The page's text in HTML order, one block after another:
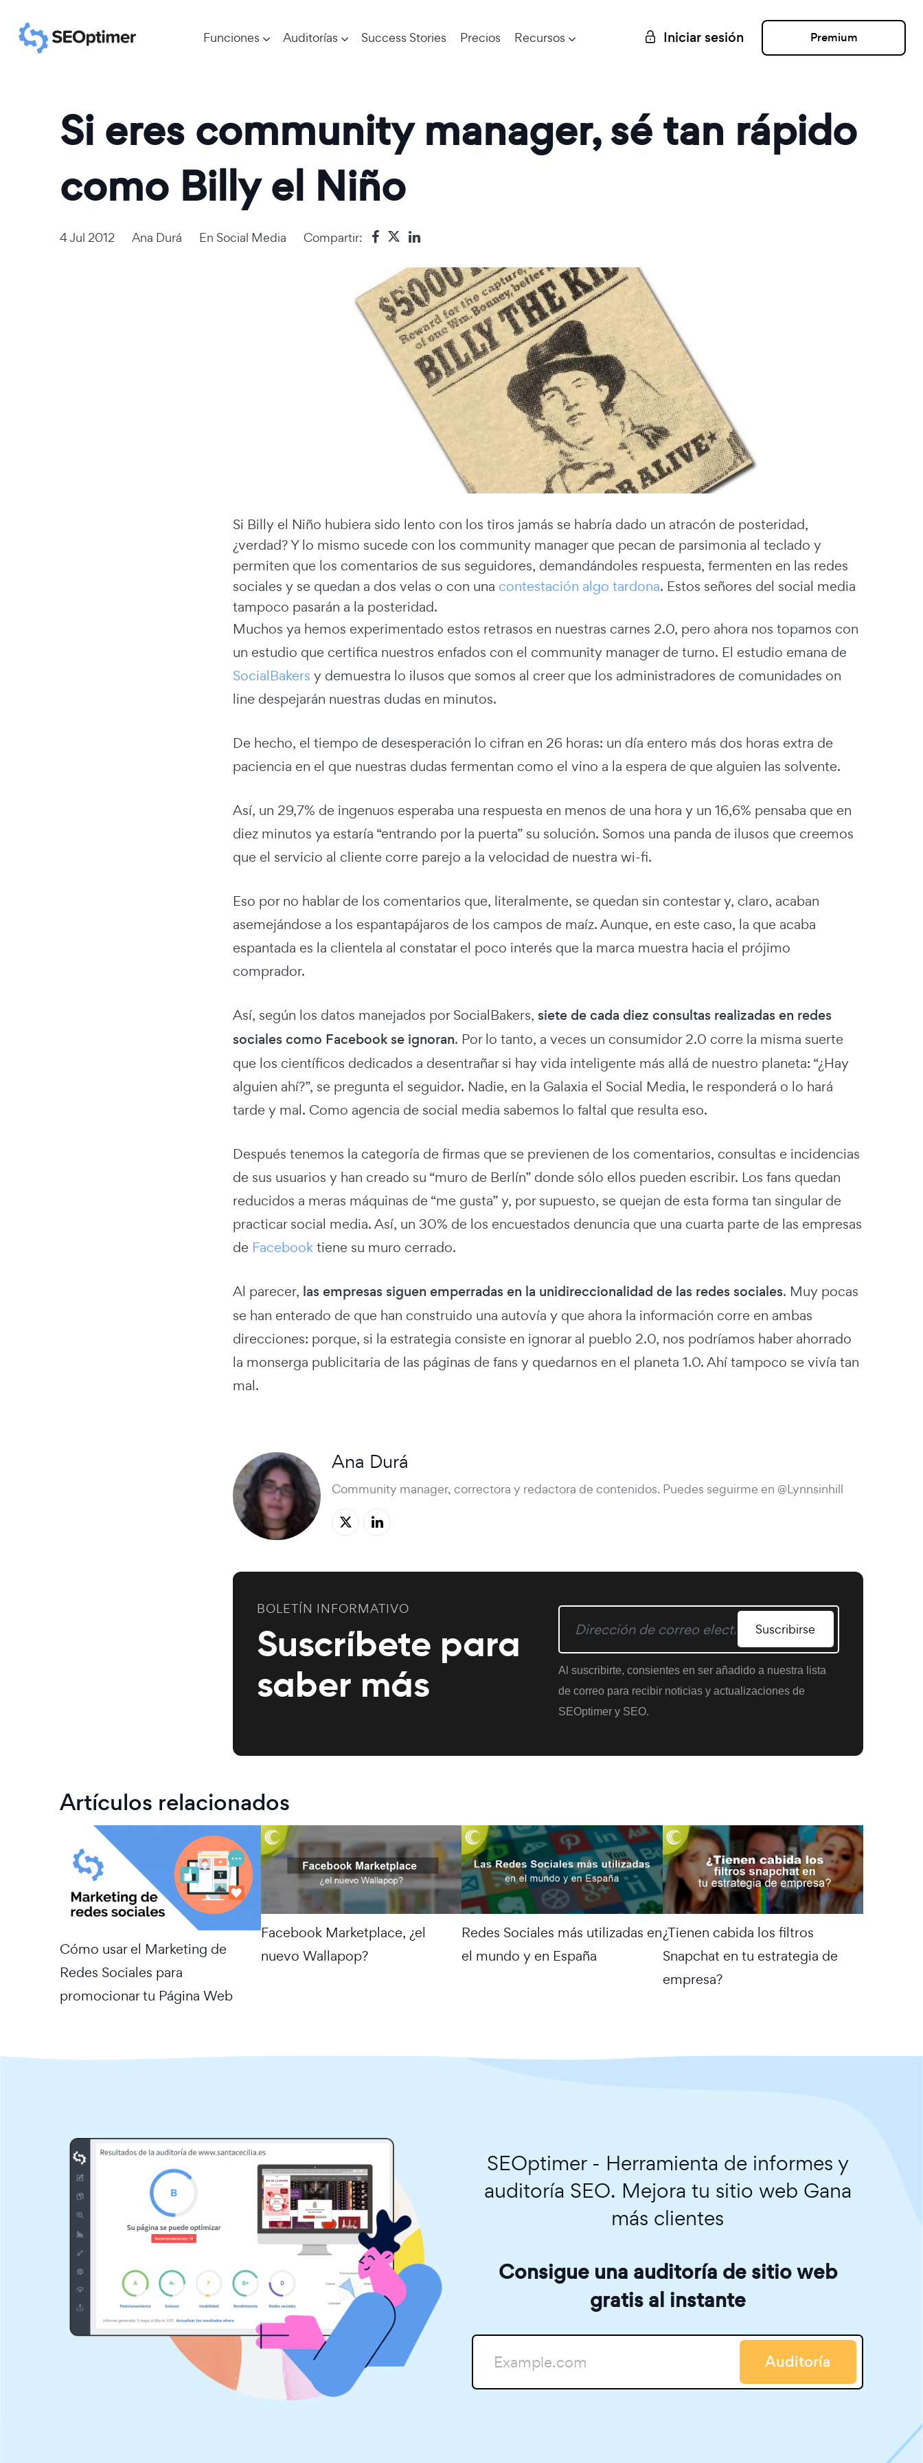
Funciones Auditorías Success Stories Precios Recursos Iniciar sesión Premium
Si eres community manager, sé tan rápido
como Billy el Niño
4 Jul 2012 Ana Durá En Social Media Compartir:
Si Billy el Niño hubiera sido lento con los tiros jamás se habría dado un atracón de posteridad,
¿verdad? Y lo mismo sucede con los community manager que pecan de parsimonia al teclado y
permiten que los comentarios de sus seguidores, demandándoles respuesta, fermenten en las redes
sociales y se quedan a dos velas o con una contestación algo tardona. Estos señores del social media
tampoco pasarán a la posteridad.
Muchos ya hemos experimentado estos retrasos en nuestras carnes 2.0, pero ahora nos topamos con
un estudio que certifica nuestros enfados con el community manager de turno. El estudio emana de
SocialBakers y demuestra lo ilusos que somos al creer que los administradores de comunidades on
line despejarán nuestras dudas en minutos.
De hecho, el tiempo de desesperación lo cifran en 26 horas: un día entero más dos horas extra de
paciencia en el que nuestras dudas fermentan como el vino a la espera de que alguien las solvente.
Así, un 29,7% de ingenuos esperaba una respuesta en menos de una hora y un 16,6% pensaba que en
diez minutos ya estaría “entrando por la puerta” su solución. Somos una panda de ilusos que creemos
que el servicio al cliente corre parejo a la velocidad de nuestra wi-fi.
Eso por no hablar de los comentarios que, literalmente, se quedan sin contestar y, claro, acaban
asemejándose a los espantapájaros de los campos de maíz. Aunque, en este caso, la que acaba
espantada es la clientela al constatar el poco interés que la marca muestra hacia el prójimo
comprador.
Así, según los datos manejados por SocialBakers, siete de cada diez consultas realizadas en redes
sociales como Facebook se ignoran. Por lo tanto, a veces un consumidor 2.0 corre la misma suerte
que los científicos dedicados a desentrañar si hay vida inteligente más allá de nuestro planeta: “¿Hay
alguien ahí?”, se pregunta el seguidor. Nadie, en la Galaxia el Social Media, le responderá o lo hará
tarde y mal. Como agencia de social media sabemos lo faltal que resulta eso.
Después tenemos la categoría de firmas que se previenen de los comentarios, consultas e incidencias
de sus usuarios y han creado su “muro de Berlín” donde sólo ellos pueden escribir. Los fans quedan
reducidos a meras máquinas de “me gusta” y, por supuesto, se quejan de esta forma tan singular de
practicar social media. Así, un 30% de los encuestados denuncia que una cuarta parte de las empresas
de Facebooktiene su muro cerrado.
Al parecer, las empresas siguen emperradas en la unidireccionalidad de las redes sociales. Muy pocas
se han enterado de que han construido una autovía y que ahora la información corre en ambas
direcciones: porque, si la estrategia consiste en ignorar al pueblo 2.0, nos podríamos haber ahorrado
la monserga publicitaria de las páginas de fans y quedarnos en el planeta 1.0. Ahí tampoco se vivía tan
mal.
Ana Durá
Community manager, correctora y redactora de contenidos. Puedes seguirme en @Lynnsinhill
BOLETÍN INFORMATIVO
Suscríbete para
saber más
Suscribirse
Al suscribirte, consientes en ser añadido a nuestra lista
de correo para recibir noticias y actualizaciones de
SEOptimer y SEO.
Artículos relacionados
Cómo usar el Marketing de
Redes Sociales para
promocionar tu Página Web
Facebook Marketplace, ¿el
nuevo Wallapop?
Redes Sociales más utilizadas en
el mundo y en España
¿Tienen cabida los filtros
Snapchat en tu estrategia de
empresa?
SEOptimer - Herramienta de informes y
auditoría SEO. Mejora tu sitio web Gana
más clientes
Consigue una auditoría de sitio web
gratis al instante
Auditoría